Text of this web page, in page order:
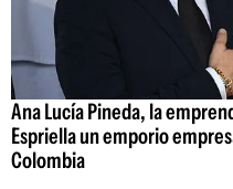
Ana Lucía Pineda, la
Espriella un emporio
Colombia